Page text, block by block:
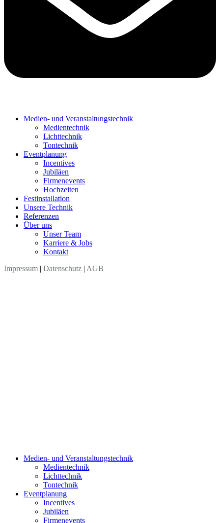
Medien- und Veranstaltungstechnik
Medientechnik
Lichttechnik
Tontechnik
Eventplanung
Incentives
Jubiläen
Firmenevents
Hochzeiten
Festinstallation
Unsere Technik
Referenzen
Über uns
Unser Team
Karriere & Jobs
Kontakt
Impressum | Datenschutz | AGB
Medien- und Veranstaltungstechnik
Medientechnik
Lichttechnik
Tontechnik
Eventplanung
Incentives
Jubiläen
Firmenevents